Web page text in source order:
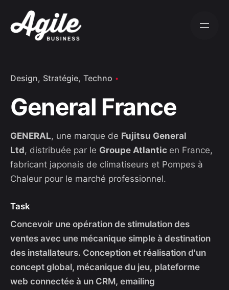
Design Stratégie Techno
General France
GENERAL, une marque de Fujitsu General
Ltd, distribuée par le Groupe Atlantic en France,
fabricant japonais de climatiseurs et Pompes à
Chaleur pour le marché professionnel.
Task
Concevoir une opération de stimulation des
ventes avec une mécanique simple à destination
des installateurs. Conception et réalisation d'un
concept global, mécanique du jeu, plateforme
web connectée à un CRM, emailing